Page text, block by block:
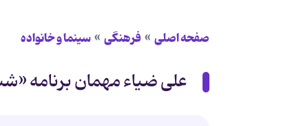
صفحه اصلی فرهنگی سینما و خانواده
علی ضیاء مهمان برنامه